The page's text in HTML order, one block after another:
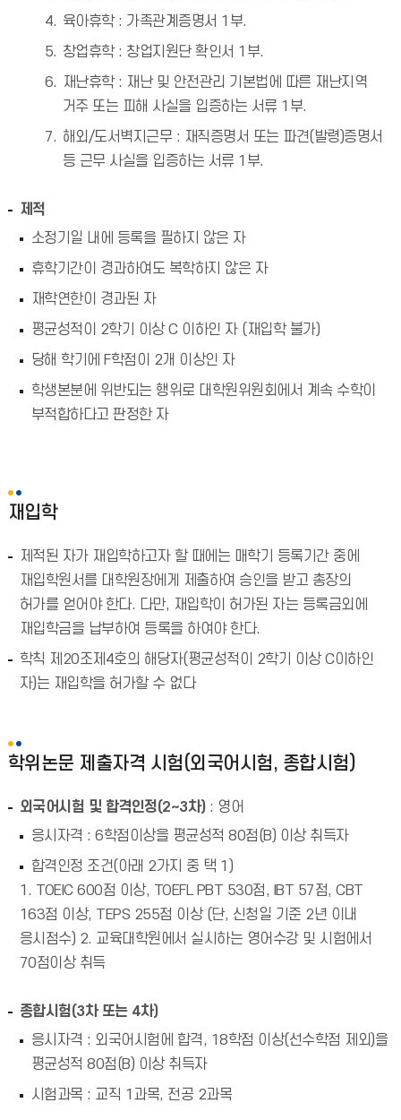
육아휴학 : 가족관계증명서 1부.
창업휴학 : 창업지원단 확인서 1부.
재난휴학 : 재난 및 안전관리 기본법에 따른 재난지역
거주 또는 피해 사실을 입증하는 서류 1부.
해외/도서벽지근무 : 재직증명서 또는 파견(발령)증명서
등 근무 사실을 입증하는 서류 1부.
제적
소정기일 내에 등록을 필하지 않은 자
휴학기간이 경과하여도 복학하지 않은 자
재학연한이 경과된 자
평균성적이 2학기 이상 C 이하인 자 (재입학 불가)
당해 학기에 F학점이 2개 이상인 자
학생본분에 위반되는 행위로 대학원위원회에서 계속 수학이
부적합하다고 판정한 자
재입학
제적된 자가 재입학하고자 할 때에는 매학기 등록기간 중에
재입학원서를 대학원장에게 제출하여 승인을 받고 총장의
허가를 얻어야 한다. 다만, 재입학이 허가된 자는 등록금외에
재입학금을 납부하여 등록을 하여야 한다.
학칙 제20조제4호의 해당자(평균성적이 2학기 이상 C이하인
자)는 재입학을 허가할 수 없다
학위논문 제출자격 시험(외국어시험, 종합시험)
외국어시험 및 합격인정(2~3차) : 영어
응시자격 : 6학점이상을 평균성적 80점(B) 이상 취득자
합격인정 조건(아래 2가지 중 택 1)
1. TOEIC 600점 이상, TOEFL PBT 530점, IBT 57점, CBT
163점 이상, TEPS 255점 이상 (단, 신청일 기준 2년 이내
응시점수) 2. 교육대학원에서 실시하는 영어수강 및 시험에서
70점이상 취득
종합시험(3차 또는 4차)
응시자격 : 외국어시험에 합격, 18학점 이상(선수학점 제외)을
평균성적 80점(B) 이상 취득자
시험과목 : 교직 1과목, 전공 2과목